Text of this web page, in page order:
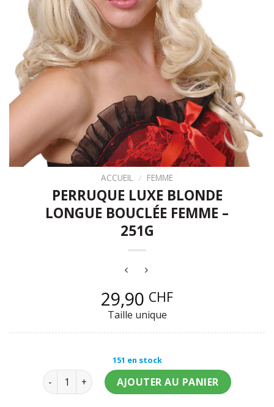
ACCUEIL / FEMME
PERRUQUE LUXE BLONDE
LONGUE BOUCLÉE FEMME –
251G
29,90 CHF
Taille unique
151 en stock
quantité de Perruque luxe blonde longue bouclée
AJOUTER AU PANIER